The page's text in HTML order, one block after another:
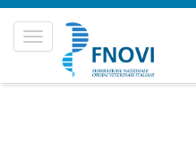
Toggle
navigation